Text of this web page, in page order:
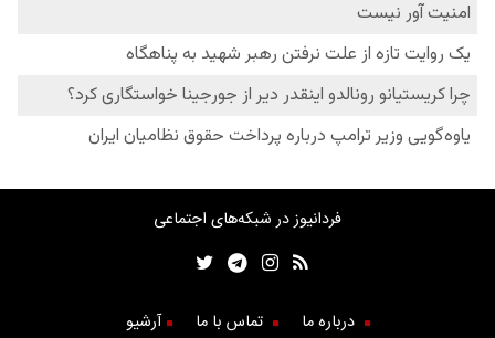
فردانیوز در شبکه‌های اجتماعی
درباره ما تماس با ما آرشیو